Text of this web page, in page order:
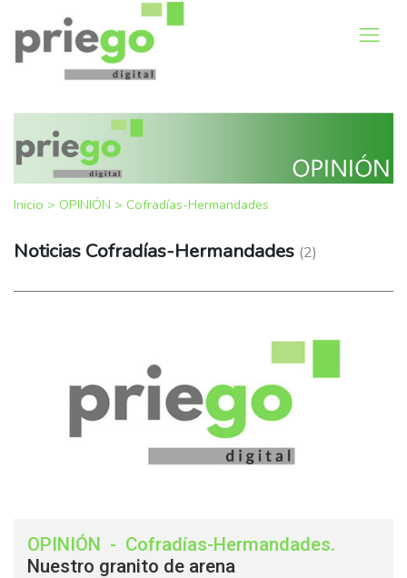
Inicio > OPINIÓN > Cofradías-Hermandades
Noticias Cofradías-Hermandades (2)
OPINIÓN - Cofradías-Hermandades.
Nuestro granito de arena